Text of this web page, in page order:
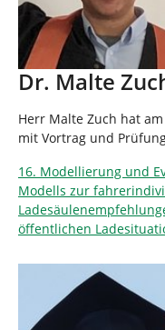
Dr. Malte
Herr Malte Zuch hat
mit Vortrag und
16. Modellierung und
Modells zur
öffentlichen